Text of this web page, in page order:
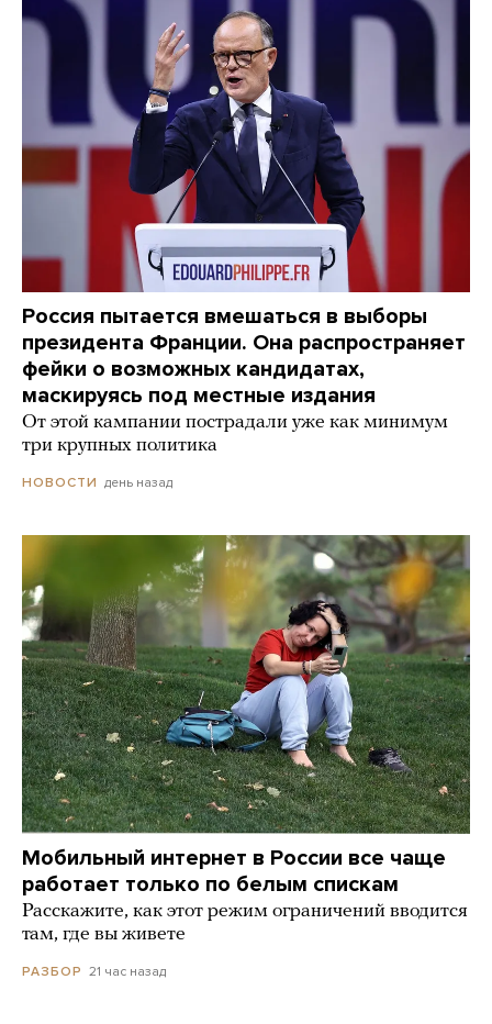
Россия пытается вмешаться в выборы
президента Франции. Она распространяет
фейки о возможных кандидатах,
маскируясь под местные издания
От этой кампании пострадали уже как минимум
три крупных политика
НОВОСТИ день назад
Мобильный интернет в России все чаще
работает только по белым спискам
Расскажите, как этот режим ограничений вводится
там, где вы живете
РАЗБОР 21 час назад